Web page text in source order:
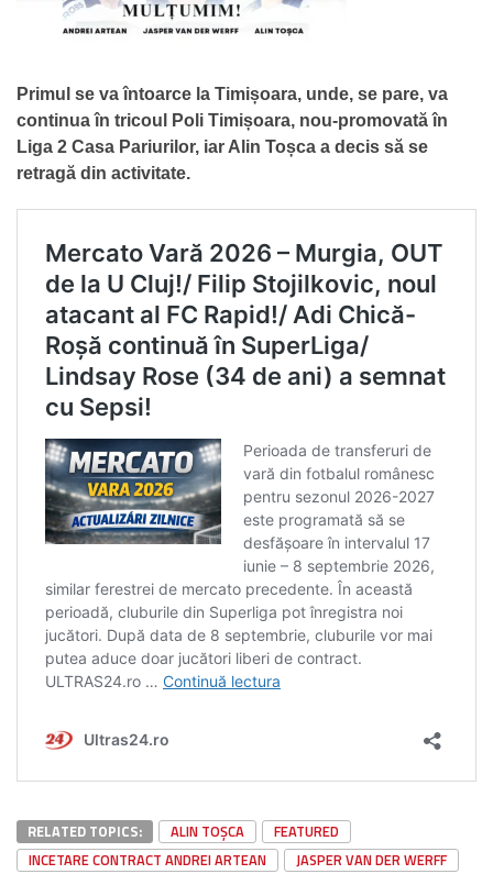
Primul se va întoarce la Timișoara, unde, se pare, va
continua în tricoul Poli Timișoara, nou-promovată în
Liga 2 Casa Pariurilor, iar Alin Toșca a decis să se
retragă din activitate.
RELATED TOPICS: ALIN TOȘCA
FEATURED
INCETARE CONTRACT ANDREI ARTEAN
JASPER VAN DER WERFF